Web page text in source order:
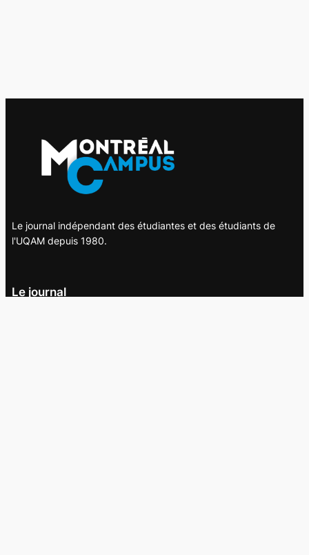
Le journal indépendant des étudiantes et des étudiants de
l'UQAM depuis 1980.
Le journal